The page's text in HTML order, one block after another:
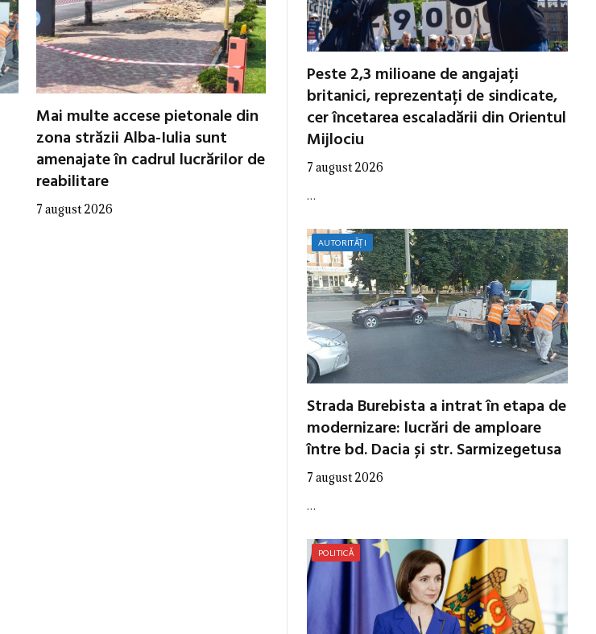
Mai multe accese pietonale din
zona străzii Alba-Iulia sunt
amenajate în cadrul lucrărilor de
reabilitare
7 august 2026
Peste 2,3 milioane de angajați
britanici, reprezentați de sindicate,
cer încetarea escaladării din Orientul
Mijlociu
7 august 2026
…
AUTORITĂȚI
Strada Burebista a intrat în etapa de
modernizare: lucrări de amploare
între bd. Dacia și str. Sarmizegetusa
7 august 2026
…
POLITICĂ